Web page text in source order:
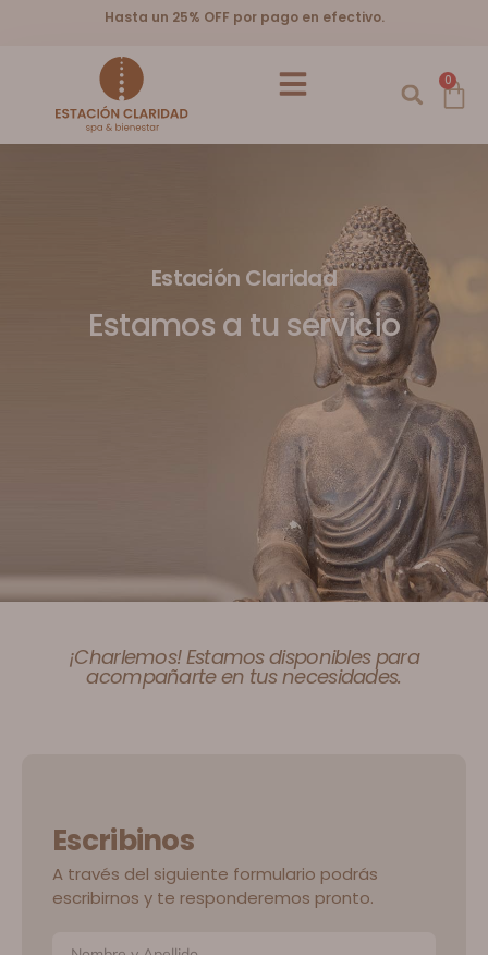
Hasta un 25% OFF por pago en efectivo.
0
Estación Claridad
Estamos a tu servicio
¡Charlemos! Estamos disponibles para
acompañarte en tus necesidades.
Escribinos
A través del siguiente formulario podrás
escribirnos y te responderemos pronto.